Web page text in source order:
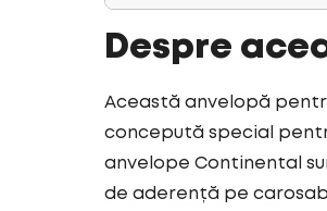
Despre
Această anvelopă
concepută special
anvelope Continental
de aderență pe